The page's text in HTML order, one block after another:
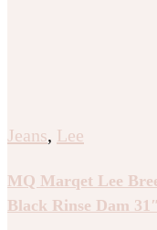
Jeans, Lee
MQ Marqet Lee
Black Rinse Dam